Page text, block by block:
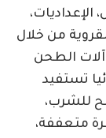
من خلال
الطحن
مشروعا مائيا تستفيد
للشرب،
تستفيد منها 1000 اسرة متعففة،